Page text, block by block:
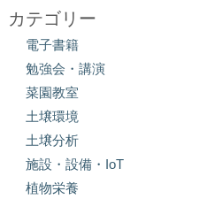
カテゴリー
電子書籍
勉強会・講演
菜園教室
土壌環境
土壌分析
施設・設備・IoT
植物栄養